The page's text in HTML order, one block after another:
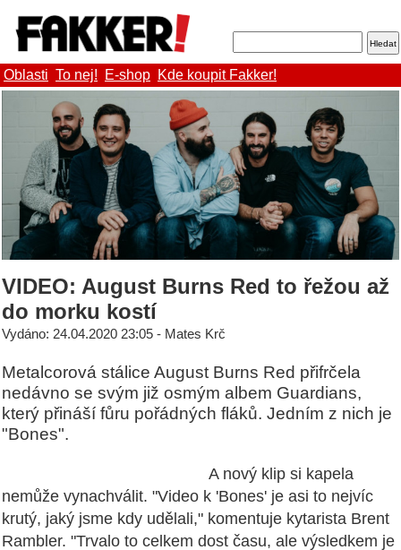
Oblasti To nej! E-shop Kde koupit Fakker!
VIDEO: August Burns Red to řežou až
do morku kostí
Vydáno: 24.04.2020 23:05 - Mates Krč
Metalcorová stálice August Burns Red přifrčela
nedávno se svým již osmým albem Guardians,
který přináší fůru pořádných fláků. Jedním z nich je
"Bones".
A nový klip si kapela
nemůže vynachválit. "Video k 'Bones' je asi to nejvíc
krutý, jaký jsme kdy udělali," komentuje kytarista Brent
Rambler. "Trvalo to celkem dost času, ale výsledkem je